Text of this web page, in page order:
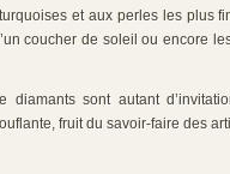
et aux perles les plus
coucher de soleil ou encore
sont autant
fruit du savoir-faire des